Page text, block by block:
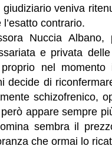
giudiziario veniva
l’esatto contrario.
Nuccia
e privata
nel
decide di
schizofrenico,
appare sempre
sembra il
che ormai lo